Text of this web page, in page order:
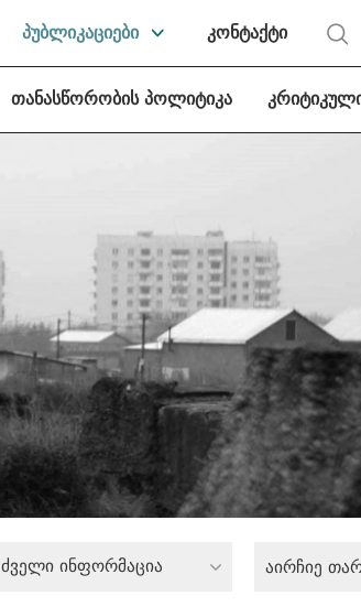
პუბლიკაციები კონტაქტი
თანასწორობის პოლიტიკა
ძველი ინფორმაცია